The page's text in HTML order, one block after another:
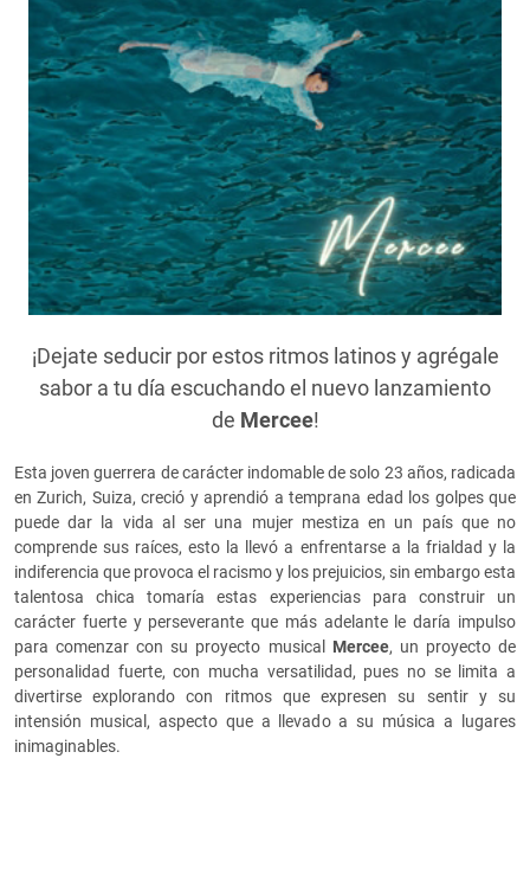
¡Dejate seducir por estos ritmos latinos y agrégale
sabor a tu día escuchando el nuevo lanzamiento
de Mercee!
Esta joven guerrera de carácter indomable de solo 23 años, radicada
en Zurich, Suiza, creció y aprendió a temprana edad los golpes que
puede dar la vida al ser una mujer mestiza en un país que no
comprende sus raíces, esto la llevó a enfrentarse a la frialdad y la
indiferencia que provoca el racismo y los prejuicios, sin embargo esta
talentosa chica tomaría estas experiencias para construir un
carácter fuerte y perseverante que más adelante le daría impulso
para comenzar con su proyecto musical Mercee, un proyecto de
personalidad fuerte, con mucha versatilidad, pues no se limita a
divertirse explorando con ritmos que expresen su sentir y su
intensión musical, aspecto que a llevado a su música a lugares
inimaginables.